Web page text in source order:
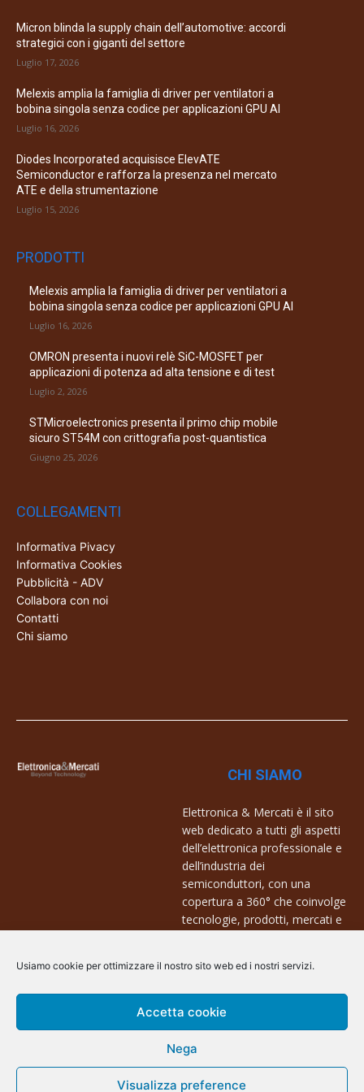
Usiamo cookie per ottimizzare il nostro sito web ed i nostri servizi.
Accetta cookie
Nega
Visualizza preference
Micron blinda la supply chain dell’automotive: accordi
strategici con i giganti del settore
Luglio 17, 2026
Melexis amplia la famiglia di driver per ventilatori a
bobina singola senza codice per applicazioni GPU AI
Luglio 16, 2026
Diodes Incorporated acquisisce ElevATE
Semiconductor e rafforza la presenza nel mercato
ATE e della strumentazione
Luglio 15, 2026
PRODOTTI
Melexis amplia la famiglia di driver per ventilatori a
bobina singola senza codice per applicazioni GPU AI
Luglio 16, 2026
OMRON presenta i nuovi relè SiC-MOSFET per
applicazioni di potenza ad alta tensione e di test
Luglio 2, 2026
STMicroelectronics presenta il primo chip mobile
sicuro ST54M con crittografia post-quantistica
Giugno 25, 2026
COLLEGAMENTI
Informativa Pivacy
Informativa Cookies
Pubblicità - ADV
Collabora con noi
Contatti
Chi siamo
CHI SIAMO
Elettronica & Mercati è il sito
web dedicato a tutti gli aspetti
dell’elettronica professionale e
dell’industria dei
semiconduttori, con una
copertura a 360° che coinvolge
tecnologie, prodotti, mercati e
Contatti:
info@arscommunication.it
@ArsCommunication 2023